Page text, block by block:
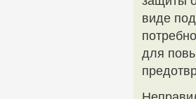
виде
для